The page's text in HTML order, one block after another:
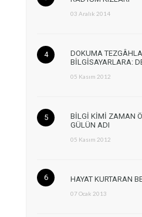
03 Aralık 2014
DOKUMA
BİLGİSAYARLARA:
05 Kasım 2012
BİLGİ KİMİ ZAMAN
GÜLÜN ADI
05 Kasım 2012
HAYAT KURTARAN
07 Ocak 2013